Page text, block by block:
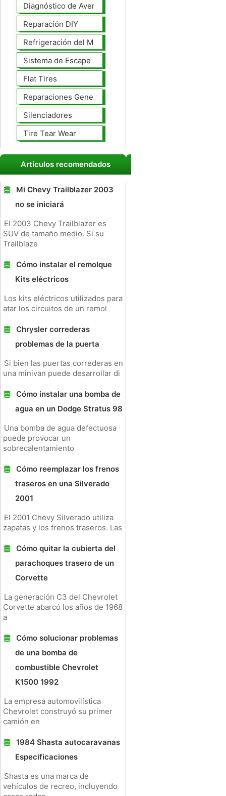
Diagnóstico de Averías
Reparación DIY
Refrigeración del Motor
Sistema de Escape
Flat Tires
Reparaciones Generales
Silenciadores
Tire Tear Wear
Artículos recomendados
Mi Chevy Trailblazer 2003
no se iniciará
El 2003 Chevy Trailblazer es
SUV de tamaño medio. Si su
Trailblaze
Cómo instalar el remolque
Kits eléctricos
Los kits eléctricos utilizados para
atar los circuitos de un remol
Chrysler correderas
problemas de la puerta
Si bien las puertas correderas en
una minivan puede desarrollar di
Cómo instalar una bomba de
agua en un Dodge Stratus 98
Una bomba de agua defectuosa
puede provocar un
sobrecalentamiento
Cómo reemplazar los frenos
traseros en una Silverado
2001
El 2001 Chevy Silverado utiliza
zapatas y los frenos traseros. Las
Cómo quitar la cubierta del
parachoques trasero de un
Corvette
La generación C3 del Chevrolet
Corvette abarcó los años de 1968
a
Cómo solucionar problemas
de una bomba de
combustible Chevrolet
K1500 1992
La empresa automovilística
Chevrolet construyó su primer
camión en
1984 Shasta autocaravanas
Especificaciones
Shasta es una marca de
vehículos de recreo, incluyendo